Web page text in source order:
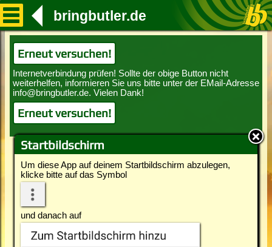
Startbildschirm
Um diese App auf deinem Startbildschirm abzulegen,
klicke bitte auf das Symbol
und danach auf
bringbutler.de
Erneut versuchen!
Erneut versuchen!